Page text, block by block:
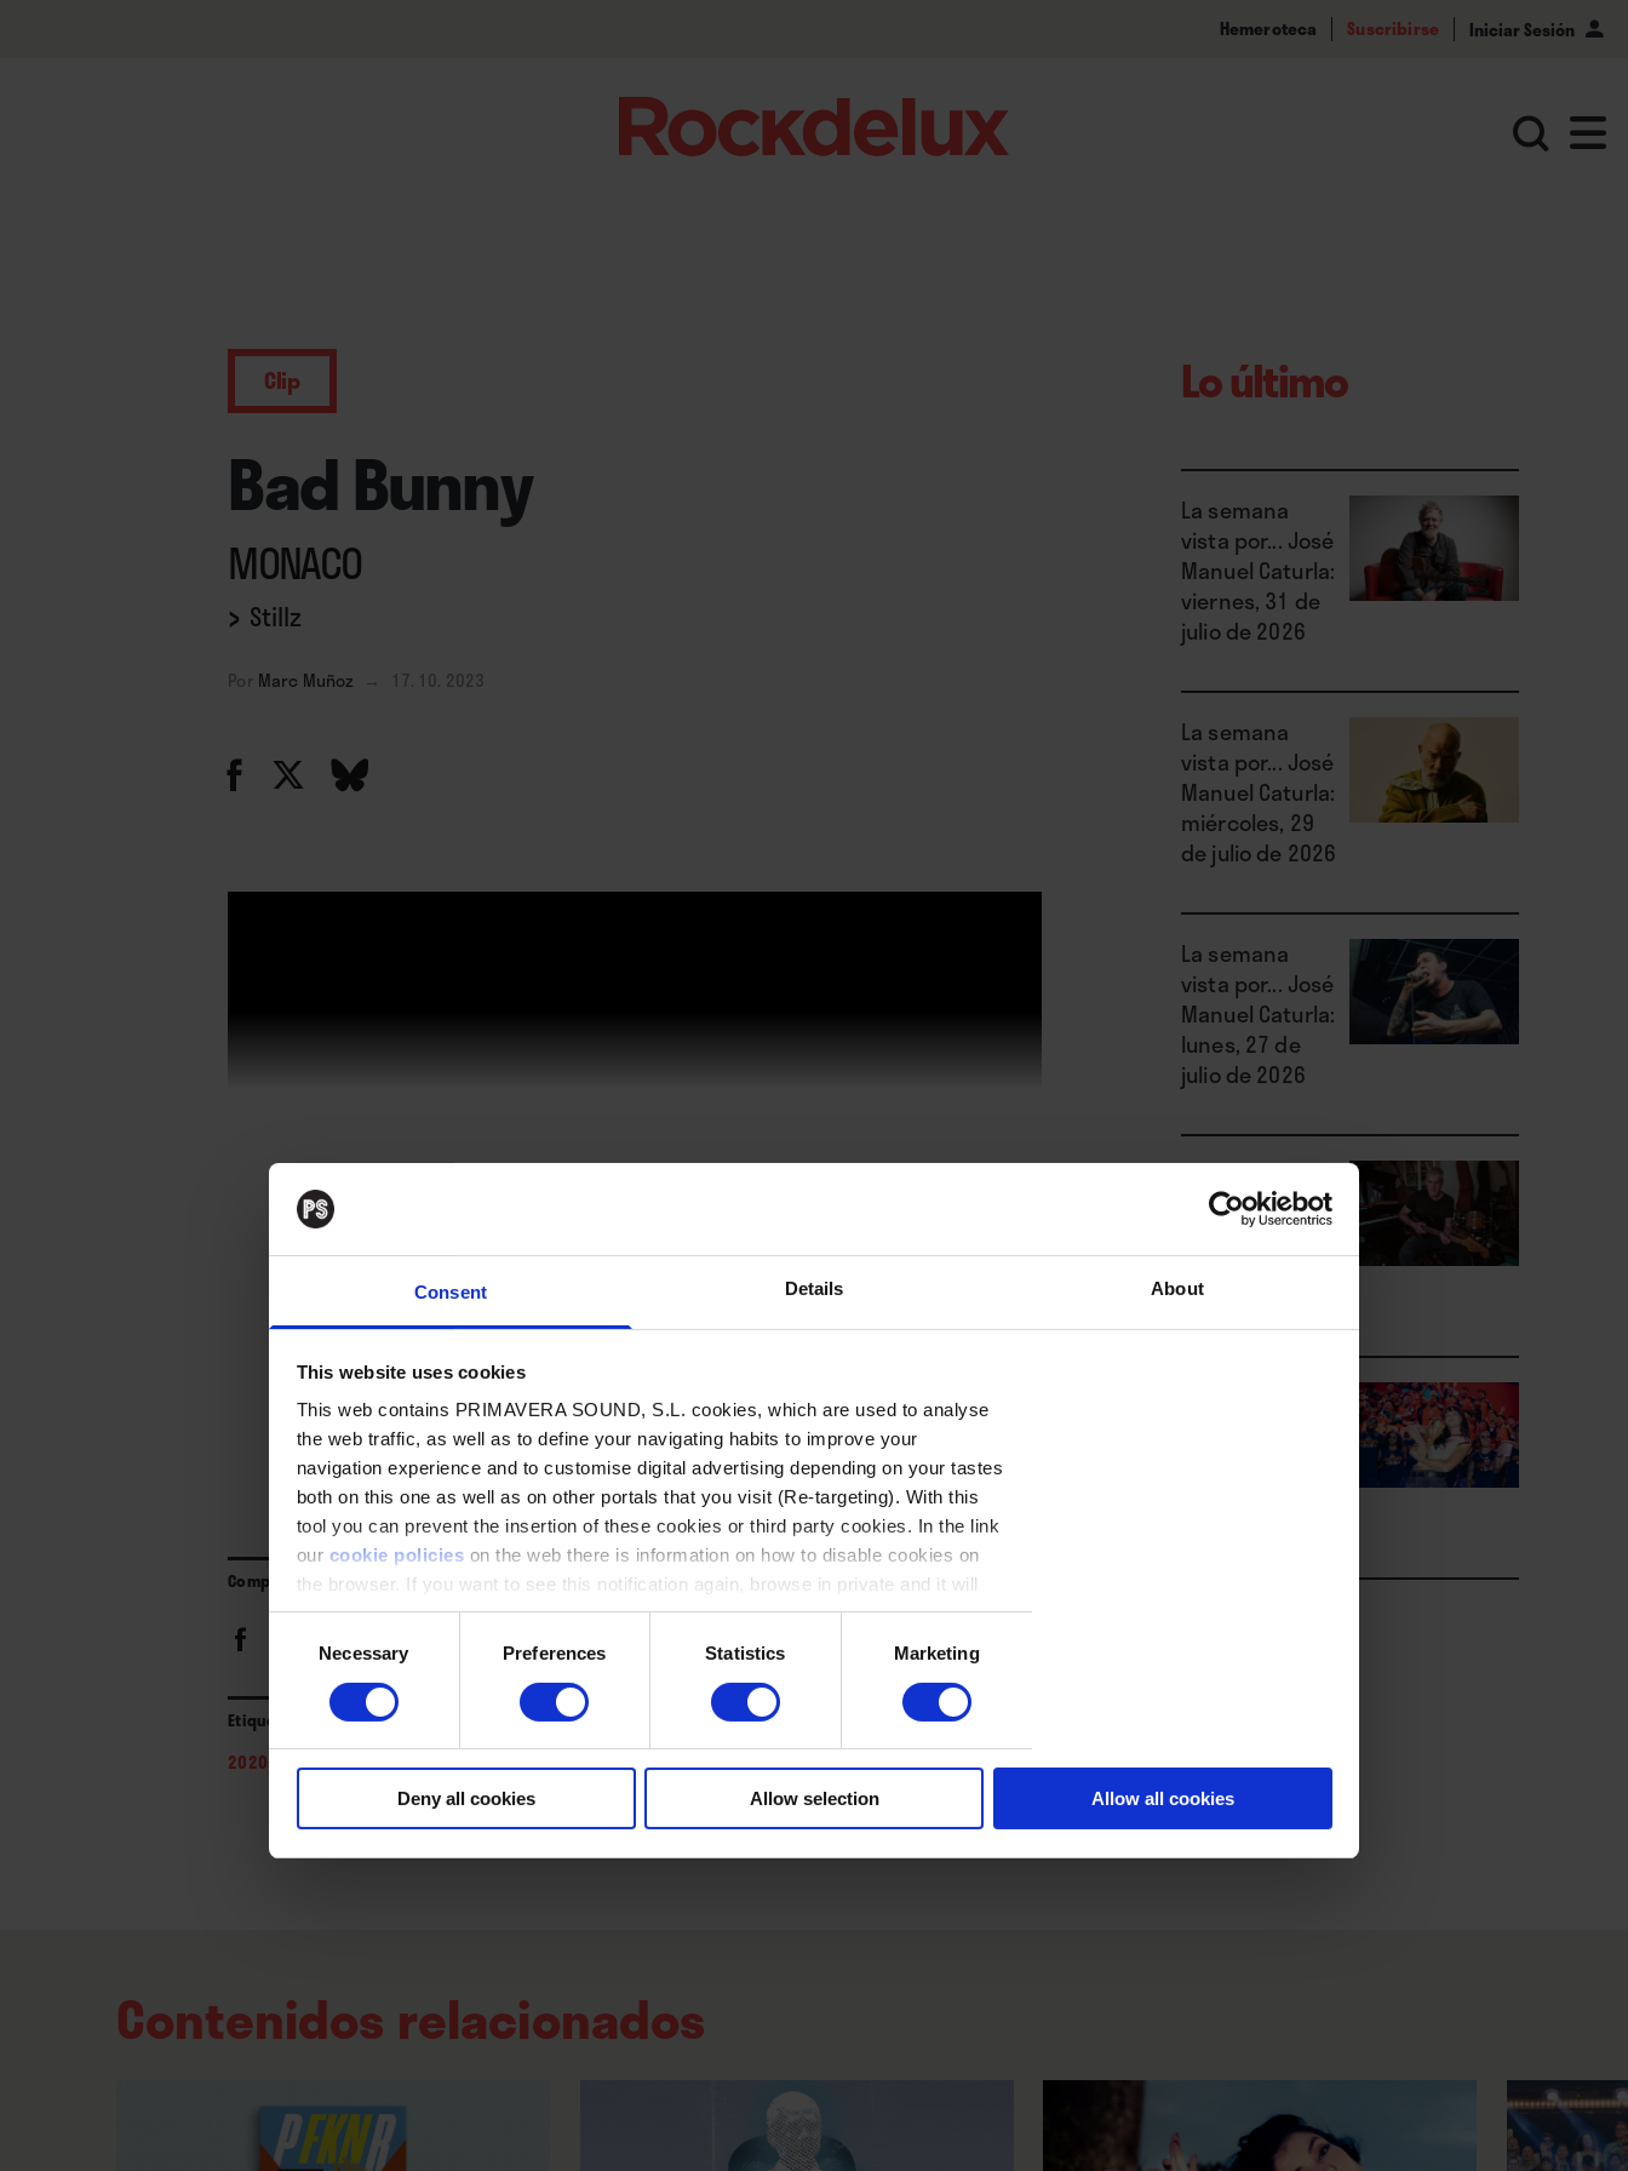
Consent Details About
This website uses cookies
This web contains PRIMAVERA SOUND, S.L. cookies, which are used to analyse
the web traffic, as well as to define your navigating habits to improve your
navigation experience and to customise digital advertising depending on your tastes
both on this one as well as on other portals that you visit (Re-targeting). With this
tool you can prevent the insertion of these cookies or third party cookies. In the link
our cookie policies on the web there is information on how to disable cookies on
the browser. If you want to see this notification again, browse in private and it will
appear again
SelectionNecessary Preferences Statistics Marketing
Deny all cookies Allow selection Allow all cookies
Hemeroteca Suscribirse Iniciar Sesión
Clip
Bad Bunny
MONACO
› Stillz
Por Marc Muñoz → 17. 10. 2023
Para poder leer el contenido tienes que estar registrado.
Regístrate y podrás acceder a 3 artículos gratis al mes.
Suscríbete Inicia sesión
Compartir
Etiquetas
2020s 2023/hip hop/Puerto Rico/trap-pop
Lo último
La semana
vista por... José
Manuel Caturla:
viernes, 31 de
julio de 2026
La semana
vista por... José
Manuel Caturla:
miércoles, 29
de julio de 2026
La semana
vista por... José
Manuel Caturla:
lunes, 27 de
julio de 2026
vista por...
Diego Rubio:
viernes, 24 de
julio de 2026
Contenidos relacionados